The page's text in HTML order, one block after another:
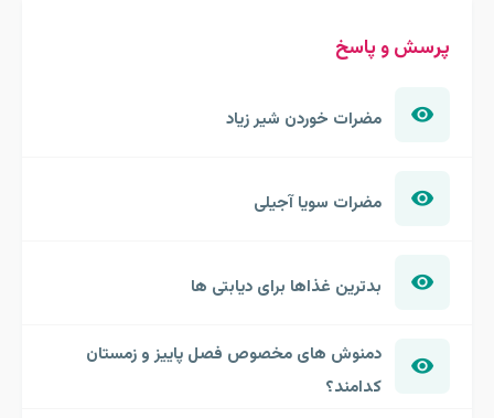
پرسش و پاسخ
مضرات خوردن شیر زیاد
مضرات سویا آجیلی
بدترین غذاها برای دیابتی ها
دمنوش های مخصوص فصل پاییز و زمستان
کدامند؟